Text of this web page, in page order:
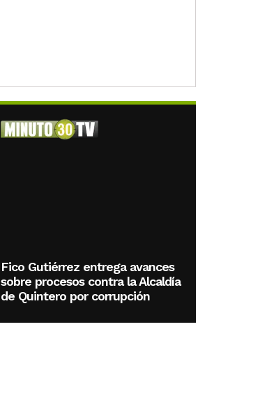
Fico Gutiérrez entrega avances
sobre procesos contra la Alcaldía
de Quintero por corrupción